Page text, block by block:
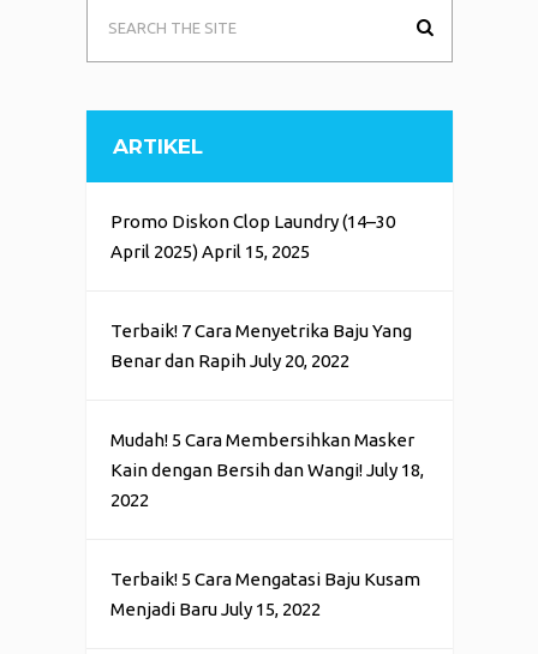
ARTIKEL
Promo Diskon Clop Laundry (14–30
April 2025) April 15, 2025
Terbaik! 7 Cara Menyetrika Baju Yang
Benar dan Rapih July 20, 2022
Mudah! 5 Cara Membersihkan Masker
Kain dengan Bersih dan Wangi! July 18,
2022
Terbaik! 5 Cara Mengatasi Baju Kusam
Menjadi Baru July 15, 2022